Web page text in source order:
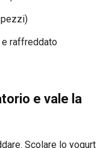
raffreddato
e vale la
Scolare lo yogurt